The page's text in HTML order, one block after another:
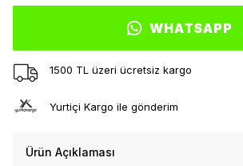
WHATSAPP
1500 TL üzeri ücretsiz kargo
Yurtiçi Kargo ile gönderim
Ürün Açıklaması